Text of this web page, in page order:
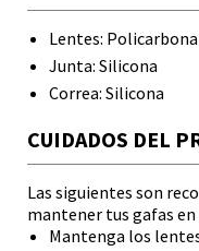
Lentes:
Junta: Silicona
Correa: Silicona
CUIDADOS DEL
Las siguientes son
mantener tus gafas en
Mantenga los